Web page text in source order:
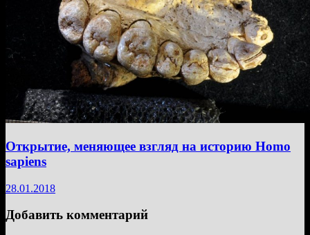
Открытие, меняющее взгляд на историю Homo
sapiens
28.01.2018
Добавить комментарий